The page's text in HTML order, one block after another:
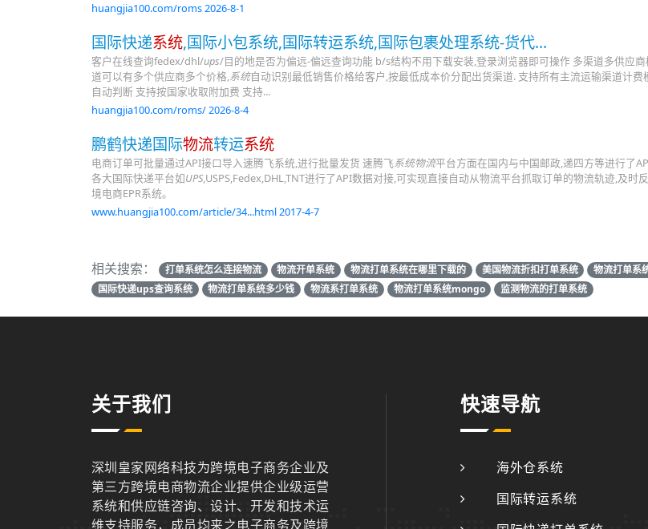
huangjia100.com/roms 2026-8-1
国际快递系统,国际小包系统,国际转运系统,国际包裹处理系统-货代...
客户在线查询fedex/dhl/ups/目的地是否为偏远-偏远查询功能 b/s结构不用下载安装,登录浏览器即可操作 多渠道多供应
道可以有多个供应商多个价格,系统自动识别最低销售价格给客户,按最低成本价分配出货渠道. 支持所有主流运输渠道计费
自动判断 支持按国家收取附加费 支持...
huangjia100.com/roms/ 2026-8-4
鹏鹤快递国际物流转运系统
电商订单可批量通过API接口导入速腾飞系统,进行批量发货 速腾飞系统物流平台方面在国内与中国邮政,递四方等进行了
各大国际快递平台如UPS,USPS,Fedex,DHL,TNT进行了API数据对接,可实现直接自动从物流平台抓取订单的物流轨迹,及时
境电商EPR系统。
www.huangjia100.com/article/34...html 2017-4-7
相关搜索： 打单系统怎么连接物流 物流开单系统 物流打单系统在哪里下载的 美国物流折扣打单系统
物流打单系
国际快递ups查询系统
物流打单系统多少钱 物流系打单系统 物流打单系统mongo 监测物流的打单系统
关于我们
深圳皇家网络科技为跨境电子商务企业及
第三方跨境电商物流企业提供企业级运营
系统和供应链咨询、设计、开发和技术运
维支持服务，成员均来之电子商务及跨境
快速导航
海外仓系统
国际转运系统